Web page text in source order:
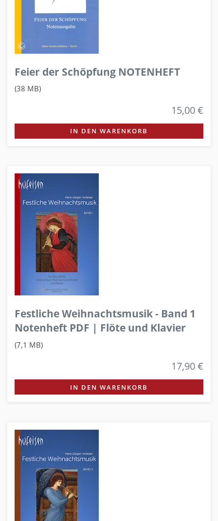
Feier der Schöpfung NOTENHEFT
(38 MB)
15,00 €
IN DEN WARENKORB
Festliche Weihnachtsmusik - Band 1
Notenheft PDF | Flöte und Klavier
(7,1 MB)
17,90 €
IN DEN WARENKORB